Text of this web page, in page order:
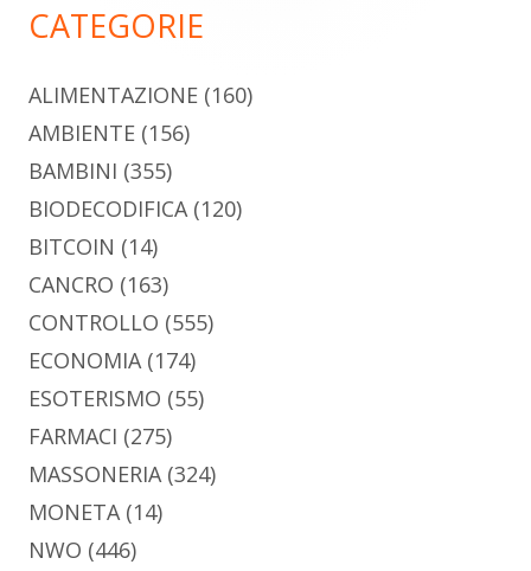
CATEGORIE
ALIMENTAZIONE (160)
AMBIENTE (156)
BAMBINI (355)
BIODECODIFICA (120)
BITCOIN (14)
CANCRO (163)
CONTROLLO (555)
ECONOMIA (174)
ESOTERISMO (55)
FARMACI (275)
MASSONERIA (324)
MONETA (14)
NWO (446)